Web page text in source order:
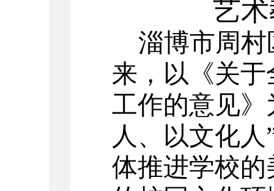
艺
淄博市周
来，以《关
工作的意见
人、以文化
体推进学校